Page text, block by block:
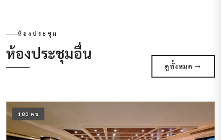
ห้องประชุม
ห้องประชุมอื่น
ดูทั้งหมด
180 คน